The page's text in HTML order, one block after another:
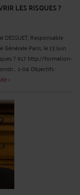
LES RISQUES ?
Responsable
Paris, le 13 Juin
? 917 http://formation-
1-04 Objectifs :
>